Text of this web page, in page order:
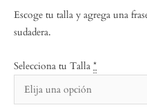
Escoge tu talla y agrega una
sudadera.
Selecciona tu Talla *